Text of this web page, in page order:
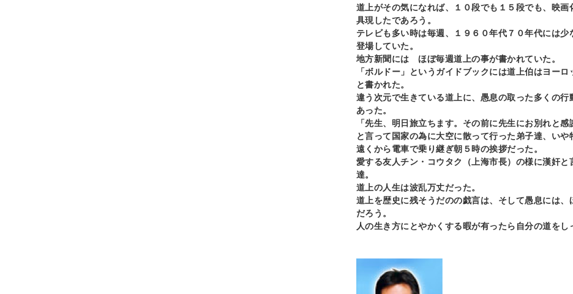
道上がその気になれば、１０段でも１５段でも、映画
具現したであろう。
テレビも多い時は毎週、１９６０年代７０年代には少
登場していた。
地方新聞には ほぼ毎週道上の事が書かれていた。
「ボルドー」というガイドブックには道上伯はヨー
と書かれた。
違う次元で生きている道上に、愚息の取った多くの行
あった。
「先生、明日旅立ちます。その前に先生にお別れと感
と言って国家の為に大空に散って行った弟子達、いや
遠くから電車で乗り継ぎ朝５時の挨拶だった。
愛する友人チン・コウタク（上海市長）の様に漢奸と
達。
道上の人生は波乱万丈だった。
道上を歴史に残そうだのの戯言は、そして愚息には、
だろう。
人の生き方にとやかくする暇が有ったら自分の道をし